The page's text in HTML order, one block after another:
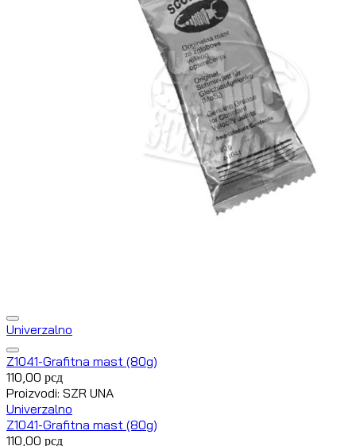
Univerzalno
Z1041-Grafitna mast (80g)
110,00 рсд
Proizvodi: SZR UNA
Univerzalno
Z1041-Grafitna mast (80g)
110,00 рсд